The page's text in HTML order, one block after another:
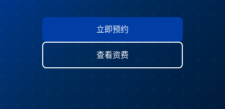
立即预约
查看资费